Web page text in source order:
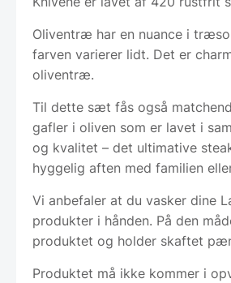
Oliventræ har en nuance i
farven varierer lidt. Det er
oliventræ.
Til dette sæt fås også
gafler i oliven som er lavet i
og kvalitet – det ultimative
hyggelig aften med familien
Vi anbefaler at du vasker dine
produkter i hånden. På den
produktet og holder skaftet
Produktet må ikke kommer i